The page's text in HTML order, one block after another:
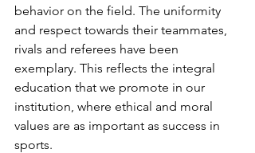
behavior on the field. The uniformity
and respect towards their teammates,
rivals and referees have been
exemplary. This reflects the integral
education that we promote in our
institution, where ethical and moral
values are as important as success in
sports.